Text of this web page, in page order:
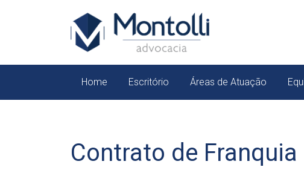
Home Escritório Áreas de Atuação
Contrato de